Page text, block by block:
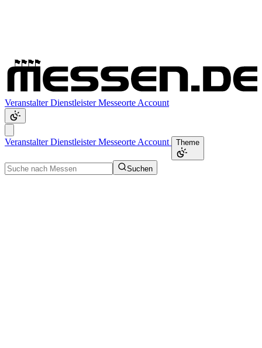
VeranstalterDienstleisterMesseorte Account
VeranstalterDienstleisterMesseorte Account Theme
Suchen